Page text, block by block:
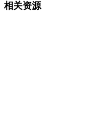
相关资源